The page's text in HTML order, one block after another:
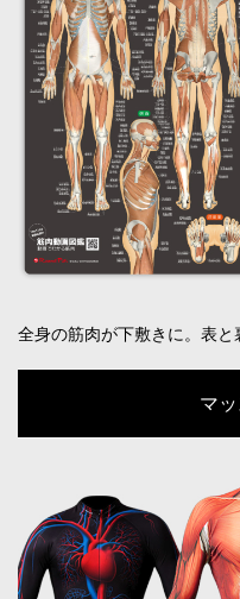
全身の筋肉が下敷きに。表
マ